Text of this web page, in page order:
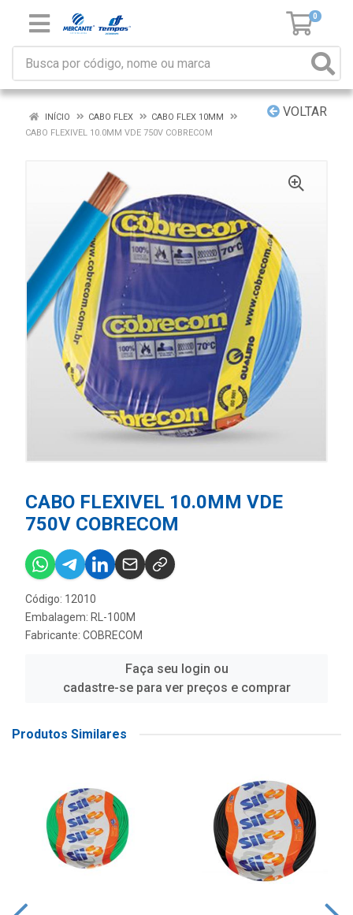
0
VOLTAR
INÍCIO CABO FLEX
CABO FLEX 10MM
CABO FLEXIVEL 10.0MM VDE 750V COBRECOM
CABO FLEXIVEL 10.0MM VDE
750V COBRECOM
Código: 12010
Embalagem: RL-100M
Fabricante: COBRECOM
Faça seu login ou
cadastre-se para ver preços e comprar
Produtos Similares